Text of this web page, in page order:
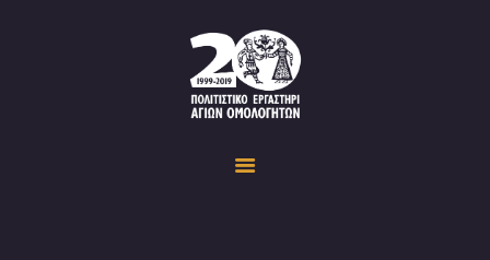
Politistiko Ergastiri Ayion Omoloyiton
The Cultural Workshop in Ayioi Omoloyites and its actions and activities